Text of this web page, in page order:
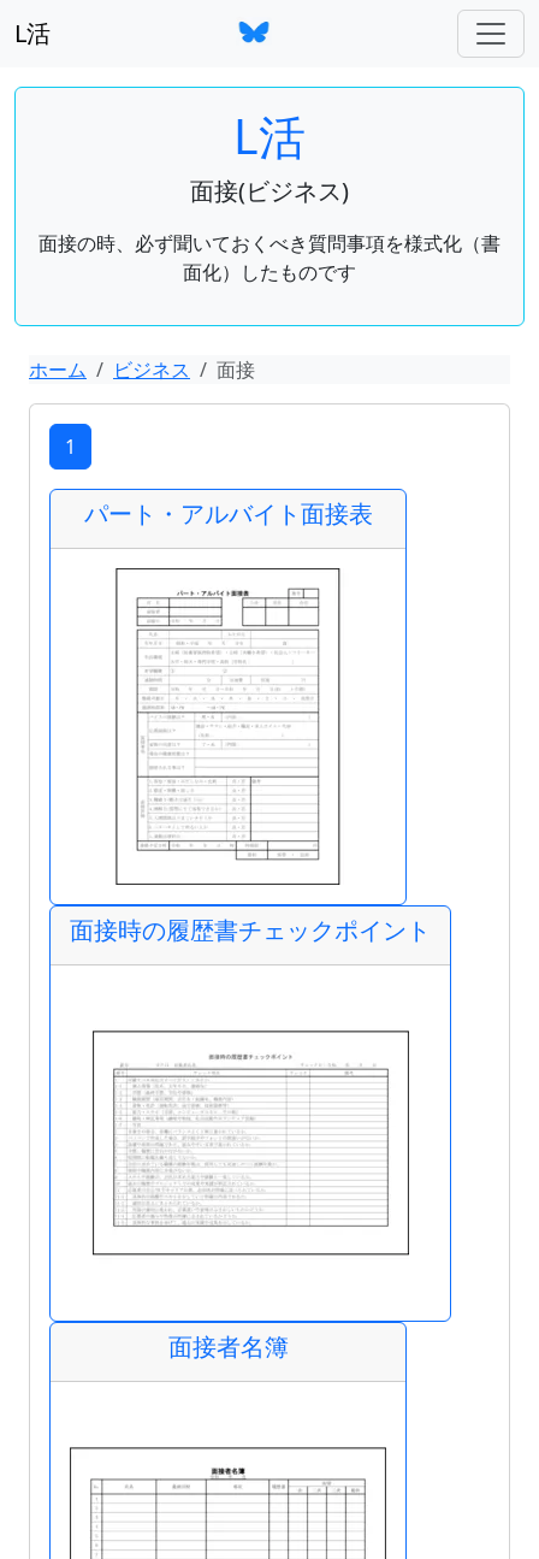
L活
L活
面接(ビジネス)
面接の時、必ず聞いておくべき質問事項を様式化（書
面化）したものです
ホーム ビジネス 面接
1
パート・アルバイト面接表
面接時の履歴書チェックポイント
面接者名簿